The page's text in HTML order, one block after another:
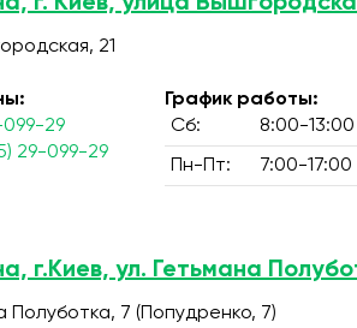
21
29
29-099-29
График работы:
Сб:
8:00-13:00
Пн-Пт: 7:00-17:00
г.Киев, ул. Гетьмана
Полуботка, 7 (Попудренко, 7)